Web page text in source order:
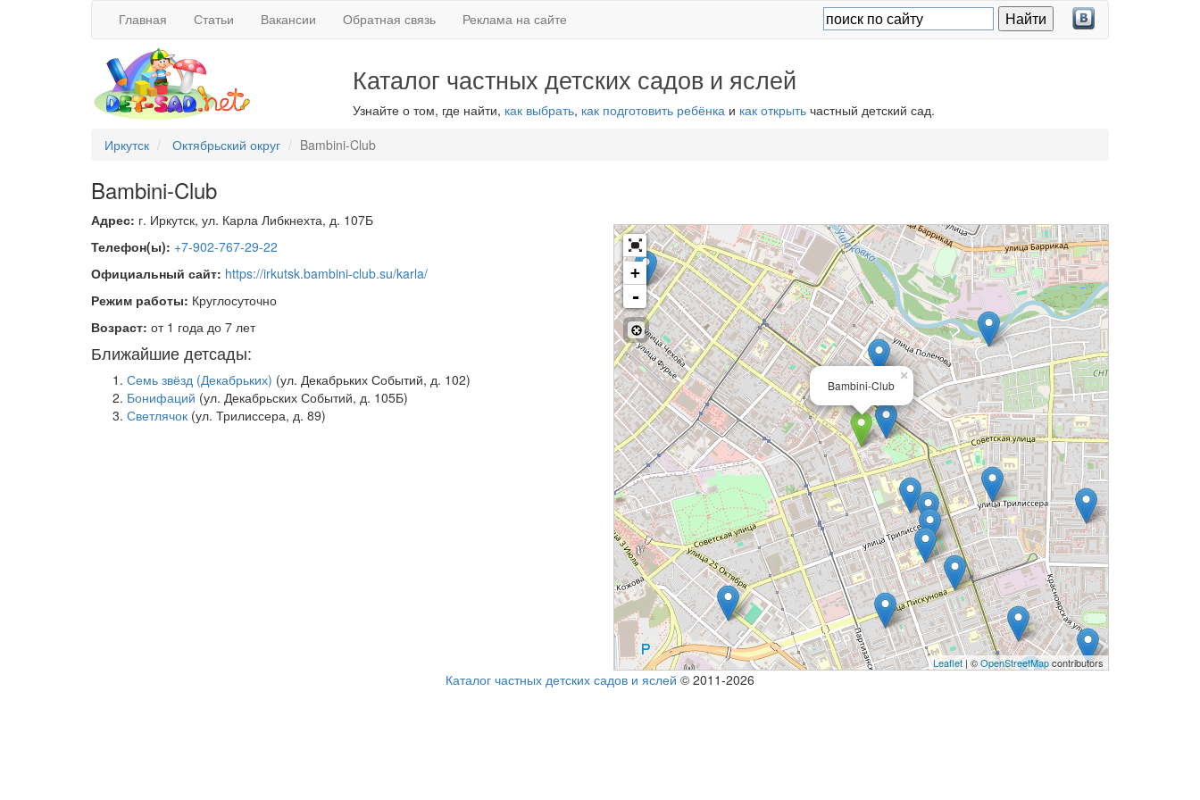
Главная Статьи Вакансии Обратная связь Реклама на сайте
Каталог частных детских садов и яслей
Узнайте о том, где найти, как выбрать, как подготовить ребёнкаи как открытьчастный детский сад.
Иркутск
Октябрьский округ Bambini-Club
Bambini-Club
Адрес: г. Иркутск, ул. Карла Либкнехта, д. 107Б
Телефон(ы): +7-902-767-29-22
Официальный сайт: https://irkutsk.bambini-club.su/karla/
Режим работы: Круглосуточно
Возраст: от 1 года до 7 лет
Ближайшие детсады:
Семь звёзд (Декабрьких) (ул. Декабрьких Событий, д. 102)
Бонифаций (ул. Декабрьских Событий, д. 105Б)
Светлячок (ул. Трилиссера, д. 89)
×
Bambini-Club
+
-
Leaflet | ©OpenStreetMapcontributors
Каталог частных детских садов и яслей © 2011-2026